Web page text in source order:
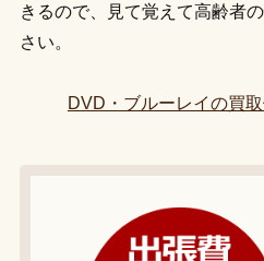
きるので、見て覚えて高齢者
さい。
DVD・ブルーレイの買